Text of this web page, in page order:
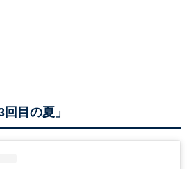
目の夏」